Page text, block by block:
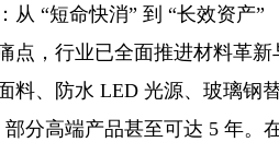
从 “短命快消” 到 “长效资产”
点，行业已全面推进材料革
料、防水 LED 光源、玻璃钢
分高端产品甚至可达 5 年。